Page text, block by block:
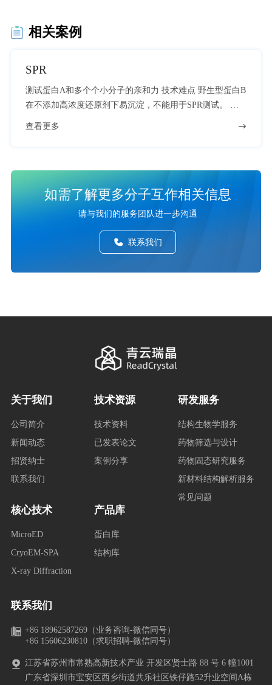
相关案例
SPR
测试蛋白A和多个个小分子的亲和力 技术难点 野生型蛋白B
在不添加高浓度还原剂下易沉淀，不能用于SPR测试。 蛋
白在测试过程中逐渐失活。
查看更多
如需了解更多分子互作相关信息
请与我们的服务团队进一步沟通
联系我们
研发服务
结构生物学服务
药物筛选与设计
药物固态研究服务
新材料结构解析服务
常见问题
产品库
蛋白库
结构库
核心技术
MicroED
CryoEM-SPA
X-ray Diffraction
技术资源
技术资料
已发表论文
案例分享
关于我们
公司简介
新闻动态
招贤纳士
联系我们
联系我们
+86 18962587269（业务咨询-微信同号）
+86 15606230810（求职招聘-微信同号）
江苏省苏州市常熟高新技术产业 开发区贤士路 88 号 6 幢1001
广东省深圳市宝安区西乡街道共乐社区铁仔路52升业空间A栋